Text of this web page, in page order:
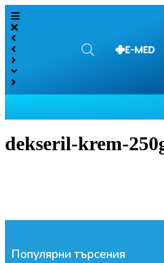
dekseril-krem-
Популярни търсения